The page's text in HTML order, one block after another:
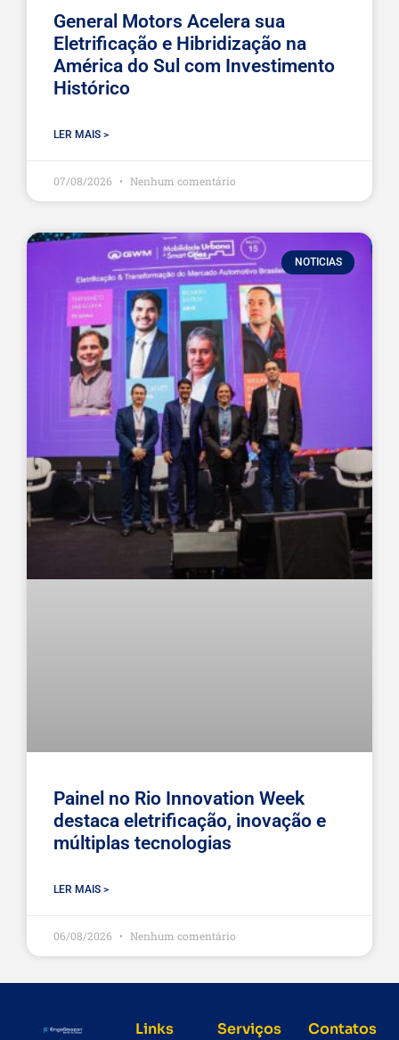
General Motors Acelera sua
Eletrificação e Hibridização na
América do Sul com Investimento
Histórico
LER MAIS >
07/08/2026 Nenhum comentário
NOTICIAS
Painel no Rio Innovation Week
destaca eletrificação, inovação e
múltiplas tecnologias
LER MAIS >
06/08/2026 Nenhum comentário
Links
Serviços Contatos